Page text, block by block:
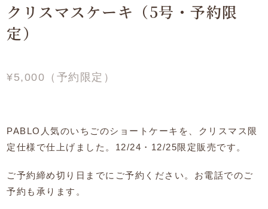
クリスマスケーキ（5号・予約限
定）
¥5,000（予約限定）
PABLO人気のいちごのショートケーキを、クリスマス限
定仕様で仕上げました。12/24・12/25限定販売です。
ご予約締め切り日までにご予約ください。お電話でのご
予約も承ります。